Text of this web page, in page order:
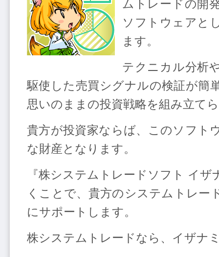
ムトレードの開
ソフトウェアと
ます。
テクニカル分析
駆使した売買シグナルの検証が簡
思いのままの投資戦略を組み立て
貴方が投資家ならば、このソフト
な財産となります。
『株システムトレードソフト イザ
くことで、貴方のシステムトレー
にサポートします。
株システムトレードなら、イザナ